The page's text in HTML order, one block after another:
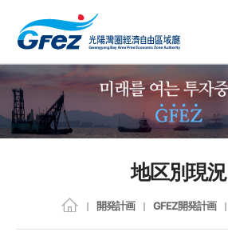
地区別現況
開発計画 GFEZ開発計画